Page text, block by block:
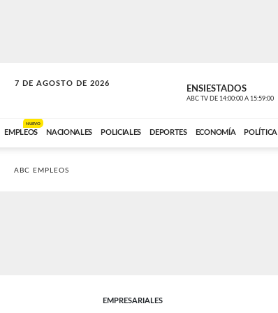
7 DE AGOSTO DE 2026
VITAMINAS ENSIESTADOS
ABC TV DE 14:00:00 A 15:59:00
EMPLEOS
NUEVO
NACIONALES POLICIALES DEPORTES ECONOMÍA POLÍTICA
ABC EMPLEOS
EMPRESARIALES